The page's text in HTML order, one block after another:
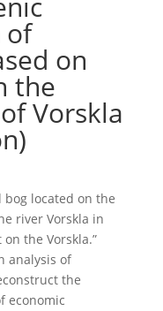
of
on
the
Vorskla
located on the
river Vorskla in
the Vorskla.”
analysis of
the
economic